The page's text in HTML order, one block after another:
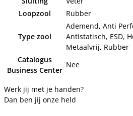
Loopzool
Rubber
Type zool
Ademend, Anti
Antistatisch, ESD,
Metaalvrij, Rubber
Catalogus
Business Center
Nee
Werk jij met je handen?
Dan ben jij onze held